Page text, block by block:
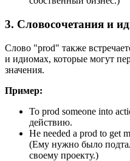
3. Словосочетания и
Слово "prod" также
и идиомах, которые могут
значения.
Пример:
To prod someone into
действию.
He needed a prod to get
(Ему нужно было
своему проекту.)